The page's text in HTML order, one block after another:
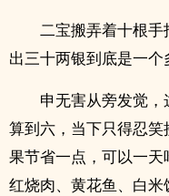
二宝搬弄着十根
出三十两银到底是一个
申无害从旁发觉
算到六，当下只得忍笑
果节省一点，可以一
红烧肉、黄花鱼、白